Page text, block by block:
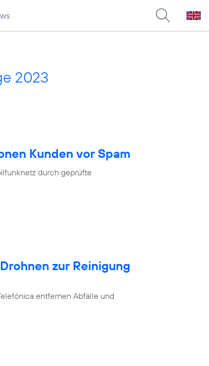
2023
Kunden vor Spam
durch geprüfte
zur Reinigung
entfernen Abfälle und